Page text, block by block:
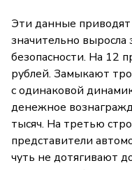
Эти данные приводят
значительно выросла
безопасности. На 12
рублей. Замыкают
с одинаковой
денежное
тысяч. На третью
представители
чуть не дотягивают